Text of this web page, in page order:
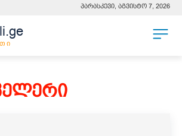
პარასკევი, აგვისტო 7, 2026